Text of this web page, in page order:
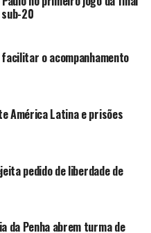
a
em parceria com a
e Temporários (Diset) e
contribuem para a
participam as
Pessoas (Unijeps) das
responsáveis por
nas regionais. Outro
padrinhos e
que atuam
20
o acompanhamento
América Latina e prisões
pedido de liberdade de
da Penha abrem turma de